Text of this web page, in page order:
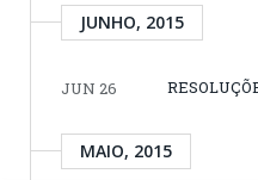
JUNHO, 2015
JUN 26
MAIO, 2015